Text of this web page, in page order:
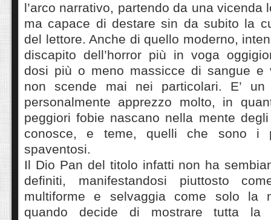
l’arco narrativo, partendo da una vicenda
ma capace di destare sin da subito la
del lettore. Anche di quello moderno,
discapito dell’horror più in voga
dosi più o meno massicce di sangue e
non scende mai nei particolari. E’ un
personalmente apprezzo molto, in
peggiori fobie nascano nella mente
conosce, e teme, quelli che sono i
spaventosi.
Il Dio Pan del titolo infatti non ha
definiti, manifestandosi piuttosto
multiforme e selvaggia come solo la
quando decide di mostrare tutta la